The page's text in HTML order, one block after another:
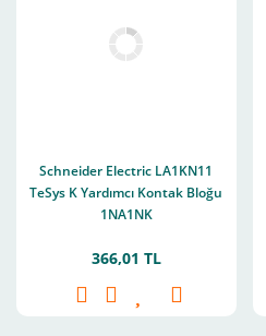
Schneider Electric LA1KN11
TeSys K Yardımcı Kontak Bloğu
1NA1NK
366,01 TL